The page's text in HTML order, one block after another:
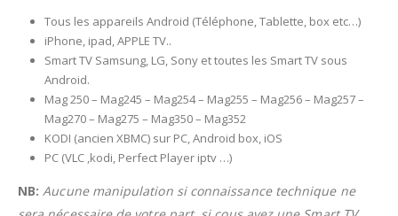
Tous les appareils Android (Téléphone, Tablette, box etc…)
iPhone, ipad, APPLE TV..
Smart TV Samsung, LG, Sony et toutes les Smart TV sous
Android.
Mag 250 – Mag245 – Mag254 – Mag255 – Mag256 – Mag257 –
Mag270 – Mag275 – Mag350 – Mag352
KODI (ancien XBMC) sur PC, Android box, iOS
PC (VLC ,kodi, Perfect Player iptv …)
NB: Aucune manipulation si connaissance technique ne